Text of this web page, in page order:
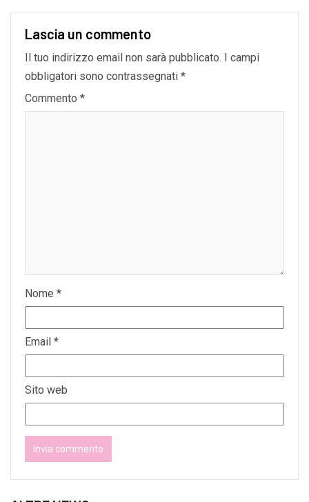
Lascia un commento
Il tuo indirizzo email non sarà pubblicato. I campi
obbligatori sono contrassegnati *
Commento *
Nome *
Email *
Sito web